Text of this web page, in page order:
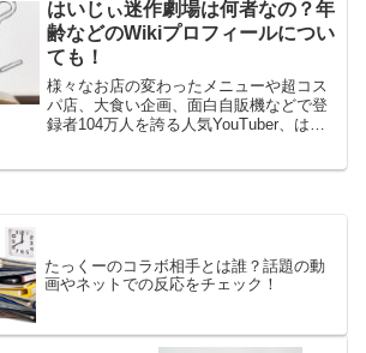
を探ってみましたので、よかったらチェ
ックしておいて下さいね！
はいじぃ迷作劇場は何者なの？年
齢などのWikiプロフィールについ
ても！
様々なお店の変わったメニューや超コス
パ店、大食い企画、面白自販機などで登
録者104万人を誇る人気YouTuber、はい
たっくーのコラボ相手とは誰？話題の動
画やネットでの反応をチェック！